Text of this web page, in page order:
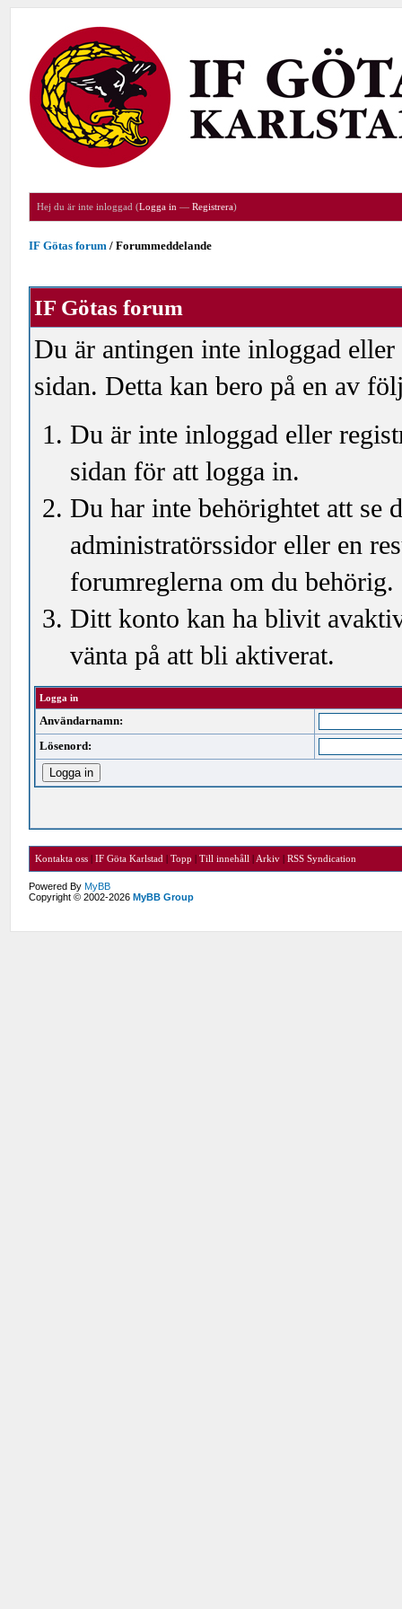
Hej du är inte inloggad (Logga in —Registrera)
IF Götas forum /Forummeddelande
IF Götas forum
Du är antingen inte inloggad
sidan. Detta kan bero på en av
Du är inte inloggad eller
sidan för att logga in.
Du har inte behörightet att se
administratörssidor eller en
forumreglerna om du behörig.
Ditt konto kan ha blivit
vänta på att bli aktiverat.
Logga in
Användarnamn:
Lösenord:
Kontakta oss |IF Göta Karlstad |Topp |Till innehåll | Arkiv |RSS Syndication
Powered ByMyBB
Copyright © 2002-2026MyBB Group